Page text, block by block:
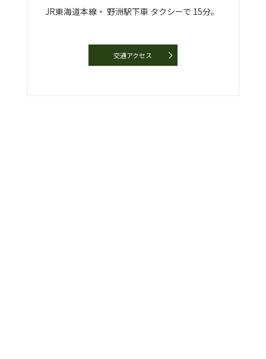
JR東海道本線・ 野洲駅下車 タクシーで 15分。
交通アクセス